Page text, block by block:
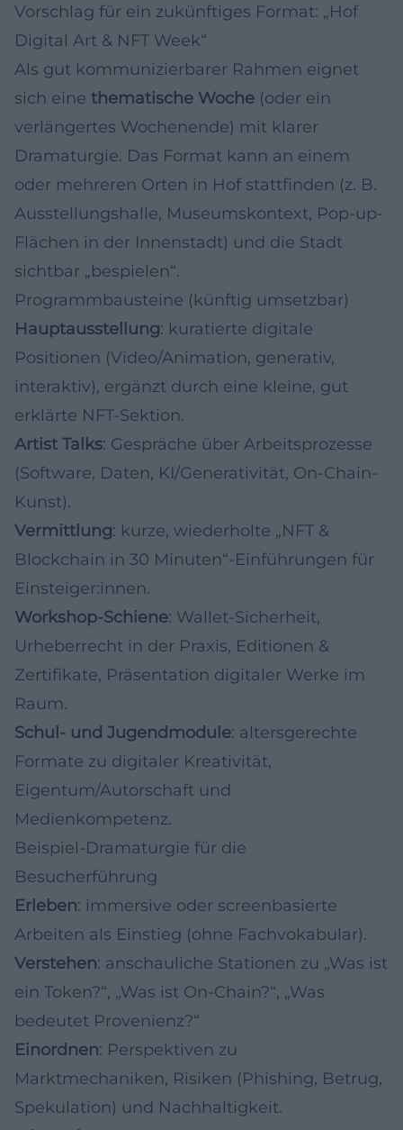
Vorschlag für ein zukünftiges Format: „Hof
Digital Art & NFT Week“
Als gut kommunizierbarer Rahmen eignet
sich eine thematische Woche (oder ein
verlängertes Wochenende) mit klarer
Dramaturgie. Das Format kann an einem
oder mehreren Orten in Hof stattfinden (z. B.
Ausstellungshalle, Museumskontext, Pop-up-
Flächen in der Innenstadt) und die Stadt
sichtbar „bespielen“.
Programmbausteine (künftig umsetzbar)
Hauptausstellung: kuratierte digitale
Positionen (Video/Animation, generativ,
interaktiv), ergänzt durch eine kleine, gut
erklärte NFT-Sektion.
Artist Talks: Gespräche über Arbeitsprozesse
(Software, Daten, KI/Generativität, On-Chain-
Kunst).
Vermittlung: kurze, wiederholte „NFT &
Blockchain in 30 Minuten“-Einführungen für
Einsteiger:innen.
Workshop-Schiene: Wallet-Sicherheit,
Urheberrecht in der Praxis, Editionen &
Zertifikate, Präsentation digitaler Werke im
Raum.
Schul- und Jugendmodule: altersgerechte
Formate zu digitaler Kreativität,
Eigentum/Autorschaft und
Medienkompetenz.
Beispiel-Dramaturgie für die
Besucherführung
Erleben: immersive oder screenbasierte
Arbeiten als Einstieg (ohne Fachvokabular).
Verstehen: anschauliche Stationen zu „Was ist
ein Token?“, „Was ist On-Chain?“, „Was
bedeutet Provenienz?“
Einordnen: Perspektiven zu
Marktmechaniken, Risiken (Phishing, Betrug,
Spekulation) und Nachhaltigkeit.